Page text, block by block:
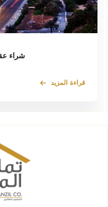
شراء
قراءة المزيد